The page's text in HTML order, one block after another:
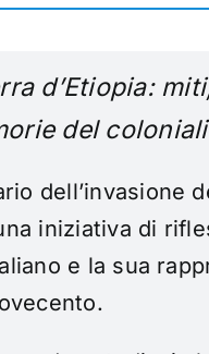
d’Etiopia:
del
dell’invasione
iniziativa di
e la sua